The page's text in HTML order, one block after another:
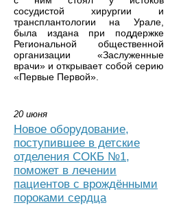
сосудистой хирургии и
трансплантологии на Урале,
была издана при поддержке
Региональной общественной
организации «Заслуженные
врачи» и открывает собой серию
«Первые Первой».
20 июня
Новое оборудование,
поступившее в детские
отделения СОКБ №1,
поможет в лечении
пациентов с врождёнными
пороками сердца